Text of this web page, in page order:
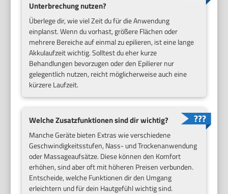
Unterbrechung nutzen?
Überlege dir, wie viel Zeit du für die Anwendung
einplanst. Wenn du vorhast, größere Flächen oder
mehrere Bereiche auf einmal zu epilieren, ist eine lange
Akkulaufzeit wichtig. Solltest du eher kurze
Behandlungen bevorzugen oder den Epilierer nur
gelegentlich nutzen, reicht möglicherweise auch eine
kürzere Laufzeit.
Welche Zusatzfunktionen sind dir wichtig?
Manche Geräte bieten Extras wie verschiedene
Geschwindigkeitsstufen, Nass- und Trockenanwendung
oder Massageaufsätze. Diese können den Komfort
erhöhen, sind aber oft mit höheren Preisen verbunden.
Entscheide, welche Funktionen dir den Umgang
erleichtern und für dein Hautgefühl wichtig sind.